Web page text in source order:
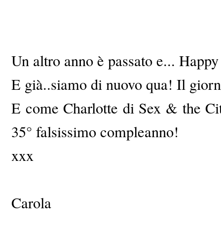
Un altro anno è passato e...
E già..siamo di nuovo qua! Il
E come Charlotte di Sex & the
35° falsissimo compleanno!
xxx
Carola